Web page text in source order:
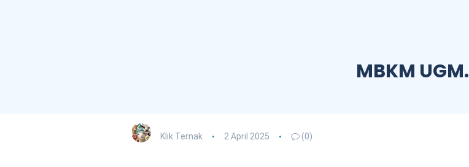
MBKM UGM.
Klik Ternak 2 April 2025 (0)